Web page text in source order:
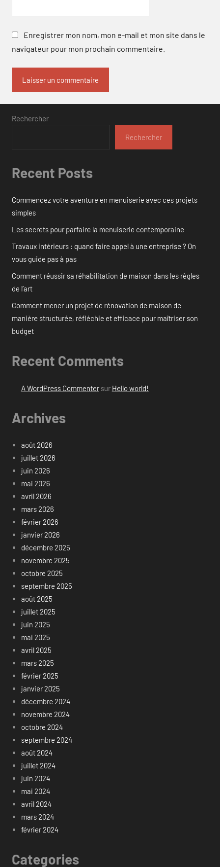
Enregistrer mon nom, mon e-mail et mon site dans le
navigateur pour mon prochain commentaire.
Rechercher
Rechercher
Recent Posts
Commencez votre aventure en menuiserie avec ces projets
simples
Les secrets pour parfaire la menuiserie contemporaine
Travaux intérieurs : quand faire appel à une entreprise ? On
vous guide pas à pas
Comment réussir sa réhabilitation de maison dans les règles
de l’art
Comment mener un projet de rénovation de maison de
manière structurée, réfléchie et efficace pour maîtriser son
budget
Recent Comments
A WordPress Commentersur Hello world!
Archives
août 2026
juillet 2026
juin 2026
mai 2026
avril 2026
mars 2026
février 2026
janvier 2026
décembre 2025
novembre 2025
octobre 2025
septembre 2025
août 2025
juillet 2025
juin 2025
mai 2025
avril 2025
mars 2025
février 2025
janvier 2025
décembre 2024
novembre 2024
octobre 2024
septembre 2024
août 2024
juillet 2024
juin 2024
mai 2024
avril 2024
mars 2024
février 2024
Categories